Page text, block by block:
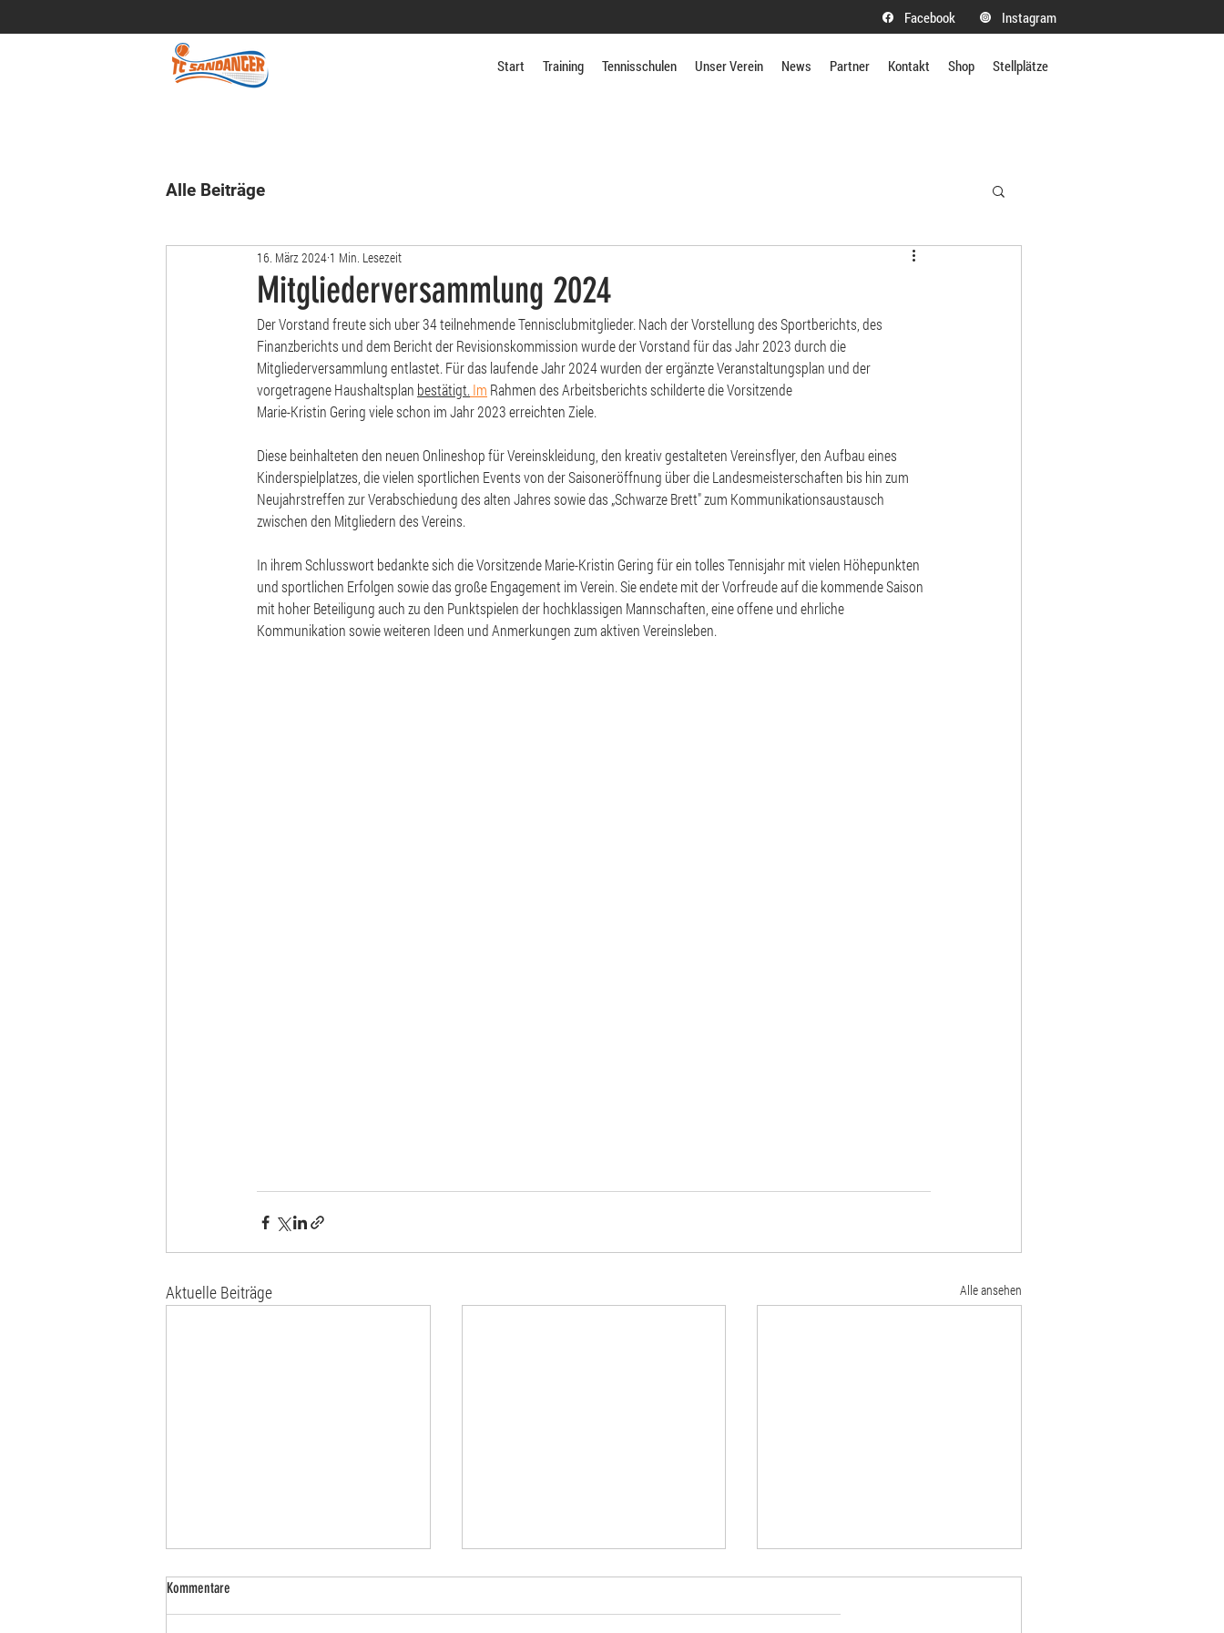
Facebook Instagram
Start Training Tennisschulen Unser Verein News Partner Kontakt Shop Stellplätze
Alle Beiträge
Mitgliederversammlung 2024
16. März 2024 1 Min. Lesezeit
Der Vorstand freute sich uber 34 teilnehmende Tennisclubmitglieder. Nach der Vorstellung des Sportberichts, des
Finanzberichts und dem Bericht der Revisionskommission wurde der Vorstand für das Jahr 2023 durch die
Mitgliederversammlung entlastet. Für das laufende Jahr 2024 wurden der ergänzte Veranstaltungsplan und der
vorgetragene Haushaltsplan bestätigt. Im Rahmen des Arbeitsberichts schilderte die Vorsitzende
Marie-Kristin Gering viele schon im Jahr 2023 erreichten Ziele.
Diese beinhalteten den neuen Onlineshop für Vereinskleidung, den kreativ gestalteten Vereinsflyer, den Aufbau eines
Kinderspielplatzes, die vielen sportlichen Events von der Saisoneröffnung über die Landesmeisterschaften bis hin zum
Neujahrstreffen zur Verabschiedung des alten Jahres sowie das „Schwarze Brett" zum Kommunikationsaustausch
zwischen den Mitgliedern des Vereins.
In ihrem Schlusswort bedankte sich die Vorsitzende Marie-Kristin Gering für ein tolles Tennisjahr mit vielen Höhepunkten
und sportlichen Erfolgen sowie das große Engagement im Verein. Sie endete mit der Vorfreude auf die kommende Saison
mit hoher Beteiligung auch zu den Punktspielen der hochklassigen Mannschaften, eine offene und ehrliche
Kommunikation sowie weiteren Ideen und Anmerkungen zum aktiven Vereinsleben.
Aktuelle Beiträge Alle ansehen
Kommentare